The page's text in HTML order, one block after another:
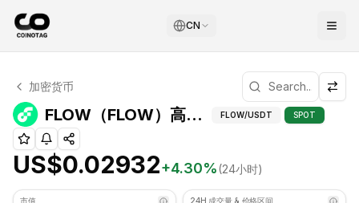
CN
FLOW 技术分析
FLOW 目前交易价格为 US$0.02932. RSI 指标为 59.36
加密货币
FLOW（FLOW）高级指标 FLOW（FLOW
FLOW/USDT SPOT
US$0.02932+4.30%(24小时)
市值 24H 成交量 & 价格区间